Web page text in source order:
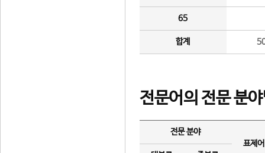
65
합계
전문어의 전문 분
전문 분야
표제